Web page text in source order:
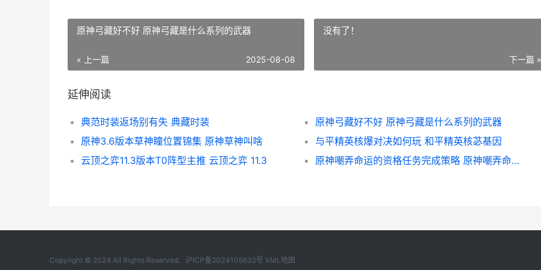
原神弓藏好不好 原神弓藏是什么系列的武器
« 上一篇 2025-08-08
没有了！
下一篇 »
延伸阅读
典范时装返场别有失 典藏时装
原神弓藏好不好 原神弓藏是什么系列的武器
原神3.6版本草神瞳位置锦集 原神草神叫啥
与平精英核爆对决如何玩 和平精英核苾基因
云顶之弈11.3版本T0阵型主推 云顶之弈 11.3
原神嘲弄命运的资格任务完成策略 原神嘲弄命运的资格怎么通关
Copyright © 2024 All Rights Reserved. 沪ICP备2024105632号 XML地图